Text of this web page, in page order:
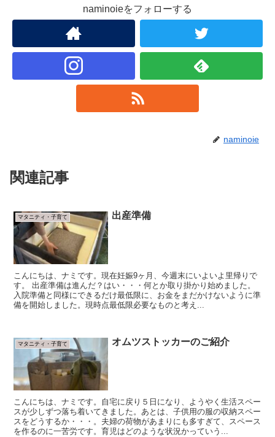
naminoieをフォローする
naminoie
関連記事
マタニティ・子育て 出産準備
こんにちは、ナミです。現在妊娠9ヶ月、今週末にいよいよ里帰りで
す。 出産準備は進んだ？はい・・・何とか取り掛かり始めました。
入院準備と同様にできるだけ最低限に、お金をまだかけないように準
備を開始しました。現時点最低限必要なものと考え...
マタニティ・子育て オムツストッカーのご紹介
こんにちは、ナミです。自宅に戻り５日になり、ようやく生活スペー
スが少しずつ落ち着いてきました。あとは、子供用の服の収納スペー
スをどうするか・・・。夫婦の荷物があまりにも多すぎて、スペース
を作るのに一苦労です。育児はどのような状況かっていう...